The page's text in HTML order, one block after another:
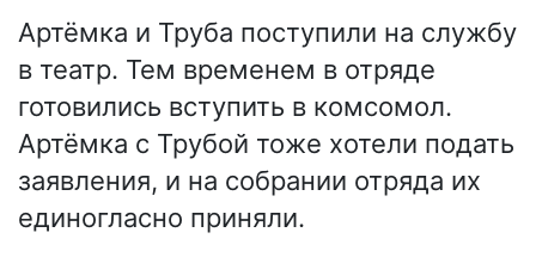
Артёмка и Труба поступили на службу
в театр. Тем временем в отряде
готовились вступить в комсомол.
Артёмка с Трубой тоже хотели подать
заявления, и на собрании отряда их
единогласно приняли.